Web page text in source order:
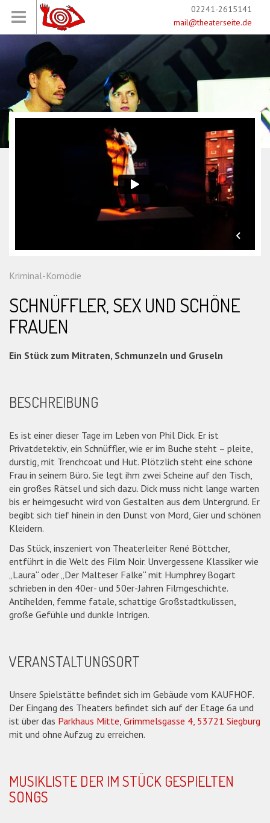
02241-2615141
mail@theaterseite.de
Kriminal-Komödie
SCHNÜFFLER, SEX UND SCHÖNE
FRAUEN
Ein Stück zum Mitraten, Schmunzeln und Gruseln
BESCHREIBUNG
Es ist einer dieser Tage im Leben von Phil Dick. Er ist
Privatdetektiv, ein Schnüffler, wie er im Buche steht – pleite,
durstig, mit Trenchcoat und Hut. Plötzlich steht eine schöne
Frau in seinem Büro. Sie legt ihm zwei Scheine auf den Tisch,
ein großes Rätsel und sich dazu. Dick muss nicht lange warten
bis er heimgesucht wird von Gestalten aus dem Untergrund. Er
begibt sich tief hinein in den Dunst von Mord, Gier und schönen
Kleidern.
Das Stück, inszeniert von Theaterleiter René Böttcher,
entführt in die Welt des Film Noir. Unvergessene Klassiker wie
„Laura“ oder „Der Malteser Falke“ mit Humphrey Bogart
schrieben in den 40er- und 50er-Jahren Filmgeschichte.
Antihelden, femme fatale, schattige Großstadtkulissen,
große Gefühle und dunkle Intrigen.
VERANSTALTUNGSORT
Unsere Spielstätte befindet sich im Gebäude vom KAUFHOF.
Der Eingang des Theaters befindet sich auf der Etage 6a und
ist über das Parkhaus Mitte, Grimmelsgasse 4, 53721 Siegburg
mit und ohne Aufzug zu erreichen.
MUSIKLISTE DER IM STÜCK GESPIELTEN
SONGS